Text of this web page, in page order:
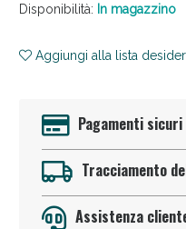
Disponibilità: In magazzino
Aggiungi alla lista
Pagamenti sicuri
Tracciamento
Assistenza
Sconto fino al